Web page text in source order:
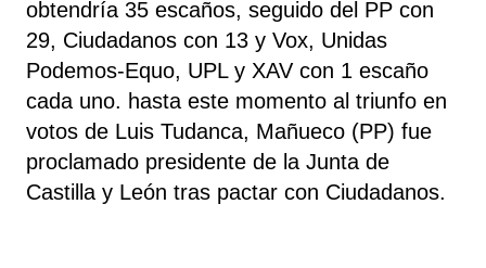
obtendría 35 escaños, seguido del PP con
29, Ciudadanos con 13 y Vox, Unidas
Podemos-Equo, UPL y XAV con 1 escaño
cada uno. hasta este momento al triunfo en
votos de Luis Tudanca, Mañueco (PP) fue
proclamado presidente de la Junta de
Castilla y León tras pactar con Ciudadanos.